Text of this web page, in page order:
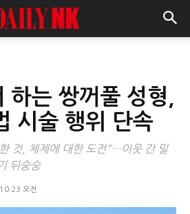
하는 쌍꺼풀 성형,
시술 행위 단속
것, 체제에 대한 도전"…이웃 간 밀
뒤숭숭
오전